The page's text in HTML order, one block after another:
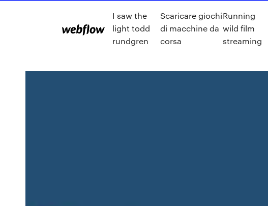
I saw the
light todd
rundgren
Scaricare giochi
di macchine da
corsa
Running
wild film
streaming